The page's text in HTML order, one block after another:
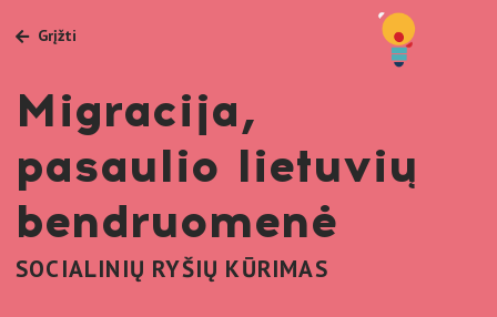
Grįžti
Migracija,
pasaulio lietuvių
bendruomenė
SOCIALINIŲ RYŠIŲ KŪRIMAS